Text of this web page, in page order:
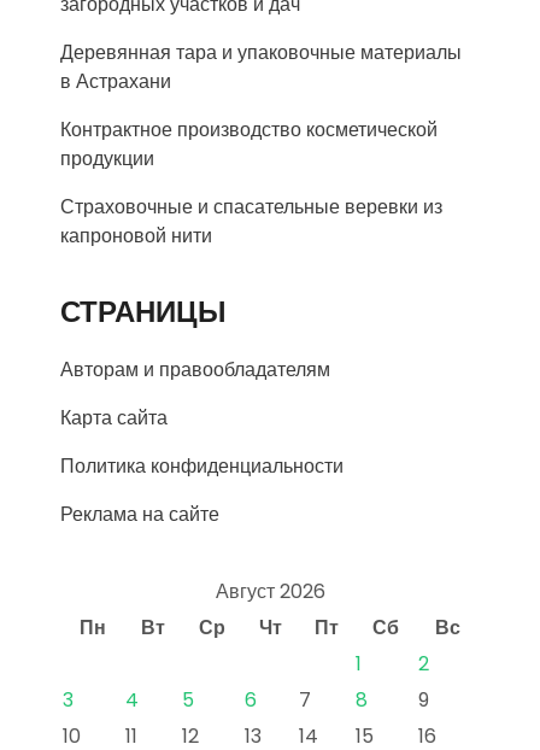
Деревянная тара и упаковочные материалы
в Астрахани
Контрактное производство косметической
продукции
Страховочные и спасательные веревки из
капроновой нити
СТРАНИЦЫ
Авторам и правообладателям
Карта сайта
Политика конфиденциальности
Реклама на сайте
Август 2026
Пн
Вт Ср Чт Пт Сб
Вс
1
2
3
4 5 6 7 8
9
10
11 12 13 14 15 16